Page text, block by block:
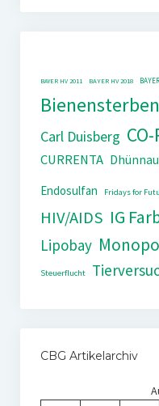
BAYER HV 2011 BAYER HV 2018
Bienensterben
Carl Duisberg
CURRENTA
Endosulfan
Fridays for
HIV/AIDS IG
Lipobay
Steuerflucht
CBG Artikelarchiv